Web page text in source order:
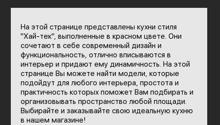
На этой странице представлены кухни стиля
"Хай-тек", выполненные в красном цвете. Они
сочетают в себе современный дизайн и
функциональность, отлично вписываются в
интерьер и придают ему динамичность. На этой
странице Вы можете найти модели, которые
подойдут для любого интерьера, простота и
практичность которых поможет Вам подбирать и
организовывать пространство любой площади.
Выбирайте и заказывайте свою идеальную кухню
в нашем магазине!